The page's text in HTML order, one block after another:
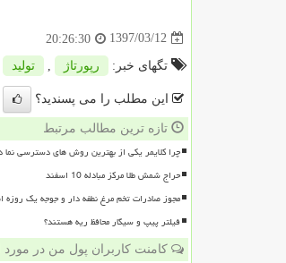
1397/03/12
20:26:30
تگهای خبر: رپورتاژ تولید
این مطلب را می پسندید؟
تازه ترین مطالب مرتبط
چرا کلایمر یکی از بهترین روش های دسترسی
حراج شمش طلا مرکز مبادله 10 اسفند
مجوز صادرات تخم مرغ نطفه دار و جوجه یک روزه
فیلتر پیپ و سیگار محافظ ریه هستند؟
کامنت کاربران پول من در